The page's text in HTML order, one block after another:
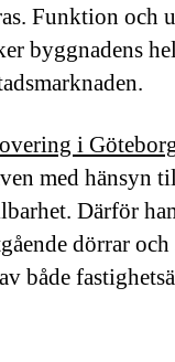
Funktion och
byggnadens
i
med hänsyn
Därför
dörrar
både